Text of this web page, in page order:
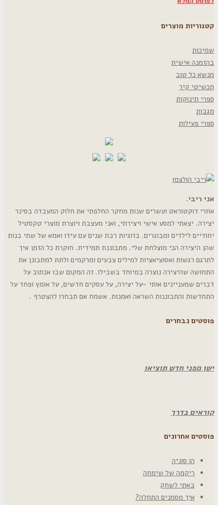
קטגוריות מוצרים
שמיכות
בהזמנה אישית
מנשא כל טוב
תכשיטי קיר
ספרי תינוקות
מגבות
ספרי פעילות
אני ריבי.
אחרי דוקטוראט ועשרים שנות מחקר החלפתי את חלוק המעבדה בסינר
יצירה. יצאתי למסע אישי ויצירתי, ואני מעצבת ויוצרת מוצרי טקסטיל
יחודיים לילדים ומבוגרים. בזוגיות רבת שנים עם עידו ואמא של שתי בנות
שהן היצירה הכי מוצלחת שלי. מתבוננת תמידית. חוקרת כל הזמן איך
לתרגם רגשות ואסוציאציות למילים צבעים ומרקמים ולתת למתבונן את
התחושה שהיצירה נוצרה במיוחד בשבילו. זה המקום שבו אכתוב על
דברים שמעניינים אותי -על יצירה, על עסקים חדשים, על אומץ ופחד על
התחדשות והתבוננות השראה ואמנות. אשמח אם תבחרו להצטרף .
פוסטים נבחרים
ישן מפני חדש תוציאו
קוראים בדרך
פוסטים אחרונים
הו סוניה
ריקמה של שימחה
באתי לשחק
איך מסמנים התחלה?